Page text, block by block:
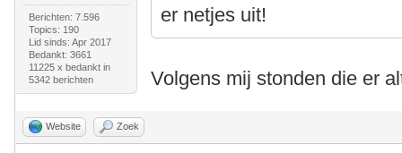
Berichten: 7.596
Topics: 190
Lid sinds: Apr 2017
Bedankt: 3661
11225 x bedankt in
5342 berichten
er netjes uit!
Volgens mij stonden die er
Website Zoek